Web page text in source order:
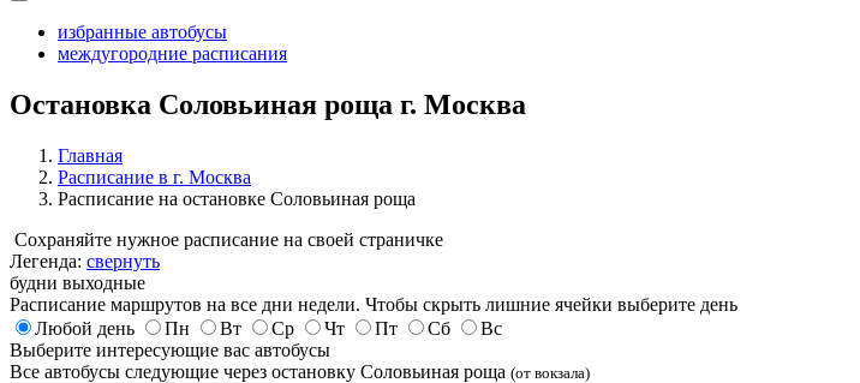
избранные автобусы
междугородние расписания
Остановка Соловьиная роща г. Москва
Главная
Расписание в г. Москва
Расписание на остановке Соловьиная роща
Сохраняйте нужное расписание на своей страничке
Легенда: свернуть
будни выходные
Расписание маршрутов на все дни недели. Чтобы скрыть лишние ячейки выберите день
Любой день
Пн Вт Ср Чт Пт Сб
Вс
Выберите интересующие вас автобусы
Все автобусы следующие через остановку Соловьиная роща (от вокзала)